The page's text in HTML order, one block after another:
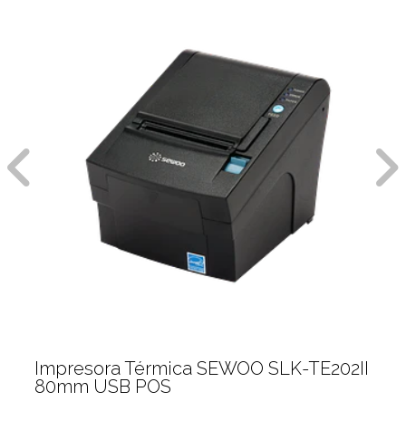
Impresora Térmica SEWOO SLK-TE202II
80mm USB POS